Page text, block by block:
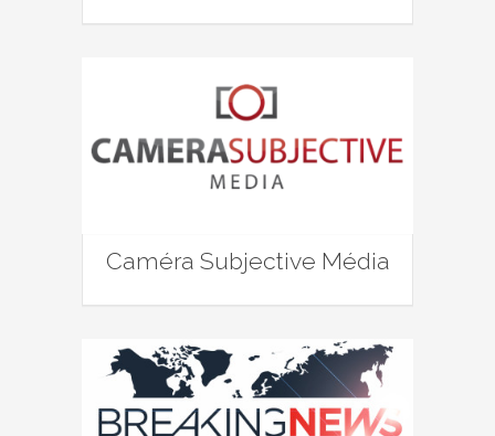
Caméra Subjective Média